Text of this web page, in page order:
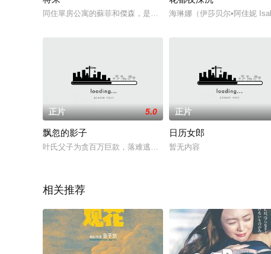
同住單房公寓的蘇菲和傑森，是一對30出頭的小夫妻，再過一個
海琳娜（伊莎贝尔•阿佳妮
正片 5.0
飘忽的影子
叶氏父子为贪百万巨款，落难逃恢恢天网。
正片
日历女郎
暂无内容
相关推荐